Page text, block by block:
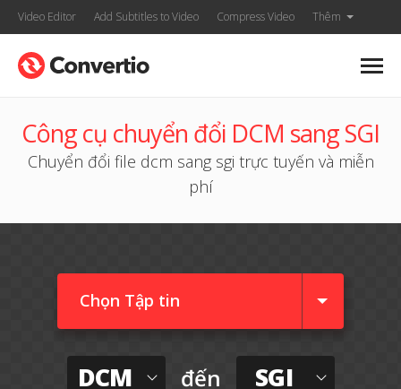
Video Editor Add Subtitles to Video Compress Video Thêm
Công cụ chuyển đổi DCM sang SGI
Chuyển đổi file dcm sang sgi trực tuyến và miễn
phí
Chọn Tập tin
DCM đến SGI